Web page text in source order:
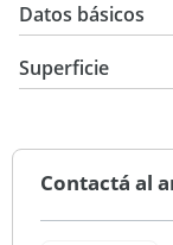
Datos básicos
Superficie
Contactá al